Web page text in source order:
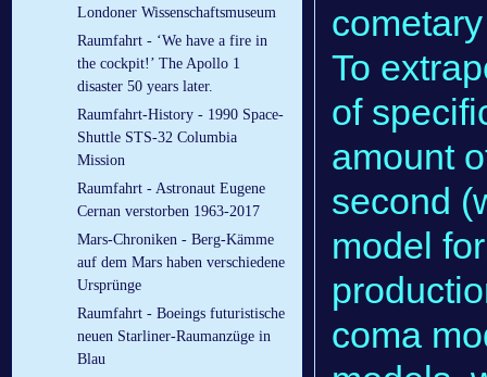
Londoner Wissenschaftsmuseum
Raumfahrt - ‘We have a fire in
the cockpit!’ The Apollo 1
disaster 50 years later.
Raumfahrt-History - 1990 Space-
Shuttle STS-32 Columbia
Mission
Raumfahrt - Astronaut Eugene
Cernan verstorben 1963-2017
Mars-Chroniken - Berg-Kämme
auf dem Mars haben verschiedene
Ursprünge
Raumfahrt - Boeings futuristische
neuen Starliner-Raumanzüge in
Blau
To
of
amount
second
model
coma